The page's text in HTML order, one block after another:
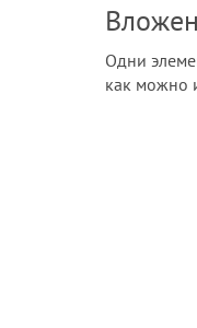
Одни
как можно